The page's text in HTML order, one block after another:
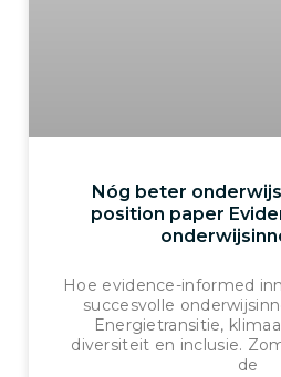
Nóg beter
position paper
Hoe evidence-informed
succesvolle
Energietransitie,
diversiteit en inclusie.
de